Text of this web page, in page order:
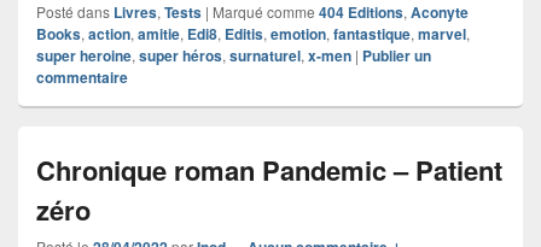
Posté dans Livres, Tests | Marqué comme 404 Editions, Aconyte
Books, action, amitie, Edi8, Editis, emotion, fantastique, marvel,
super heroine, super héros, surnaturel, x-men | Publier un
commentaire
Chronique roman Pandemic – Patient
zéro